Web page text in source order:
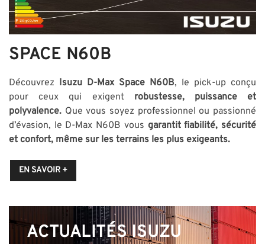
SPACE N60B
Découvrez Isuzu D-Max Space N60B, le pick-up conçu
pour ceux qui exigent robustesse, puissance et
polyvalence. Que vous soyez professionnel ou passionné
d’évasion, le D-Max N60B vous garantit fiabilité, sécurité
et confort, même sur les terrains les plus exigeants.
EN SAVOIR +
ACTUALITÉS ISUZU